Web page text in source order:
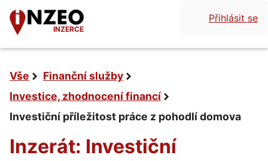
INZERCE
Přihlásit se
Vše
Finanční služby
Investice, zhodnocení financí
Investiční příležitost práce z pohodlí domova
Inzerát: Investiční